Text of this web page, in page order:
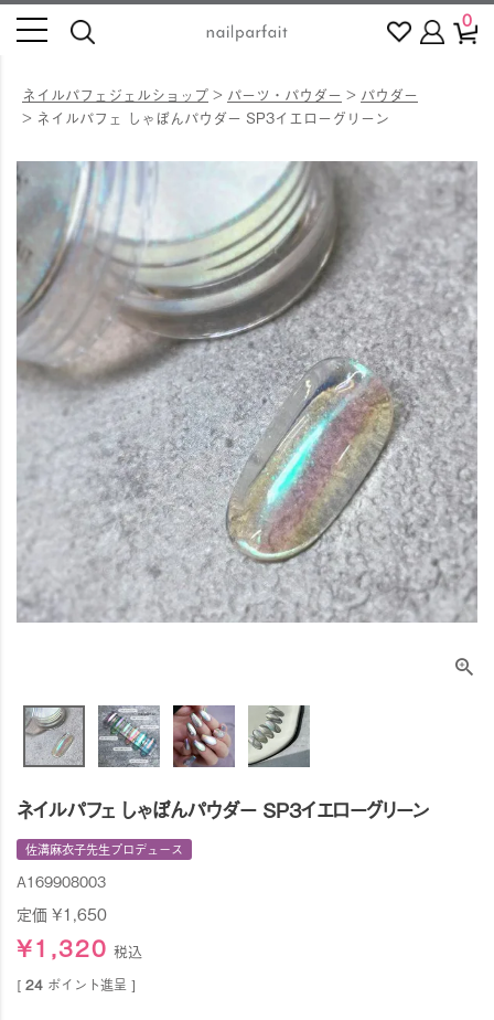
0
ネイルパフェジェルショップ パーツ・パウダー
パウダー
ネイルパフェ しゃぼんパウダー SP3イエローグリーン
ネイルパフェ しゃぼんパウダー SP3イエローグリーン
佐溝麻衣子先生プロデュース
A169908003
定価¥1,650
¥1,320 税込
[ 24 ポイント進呈 ]